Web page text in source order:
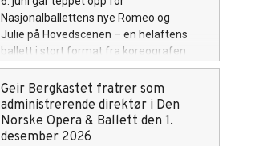
Nasjonalballettens nye Romeo og
Julie på Hovedscenen – en helaftens
ballett i stort format fra koreografen
bak Nøtteknekkeren, med kulisser og
kostymer skapt i Operaens verksteder.
Geir Bergkastet fratrer som
administrerende direktør i Den
Norske Opera & Ballett den 1.
desember 2026